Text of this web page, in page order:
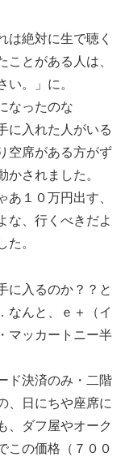
は絶対に生で聴く
とがある人は、
。」に。
なったのな
に入れた人がいる
空席がある方がず
かされました。
１０万円出す、
な、行くべきだよ
た。
に入るのか？？と
なんと、ｅ＋（イ
マッカートニー半
ド決済のみ・二階
、日にちや座席に
、ダフ屋やオーク
この価格（７００